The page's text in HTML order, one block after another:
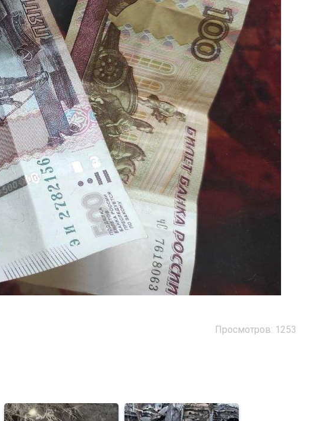
Просмотров: 1253